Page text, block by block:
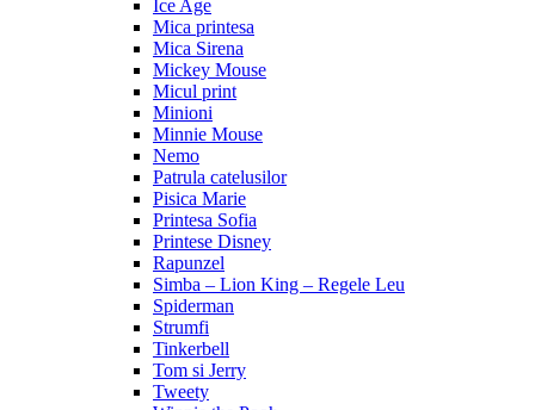
Ice Age
Mica printesa
Mica Sirena
Mickey Mouse
Micul print
Minioni
Minnie Mouse
Nemo
Patrula catelusilor
Pisica Marie
Printesa Sofia
Printese Disney
Rapunzel
Simba – Lion King – Regele Leu
Spiderman
Strumfi
Tinkerbell
Tom si Jerry
Tweety